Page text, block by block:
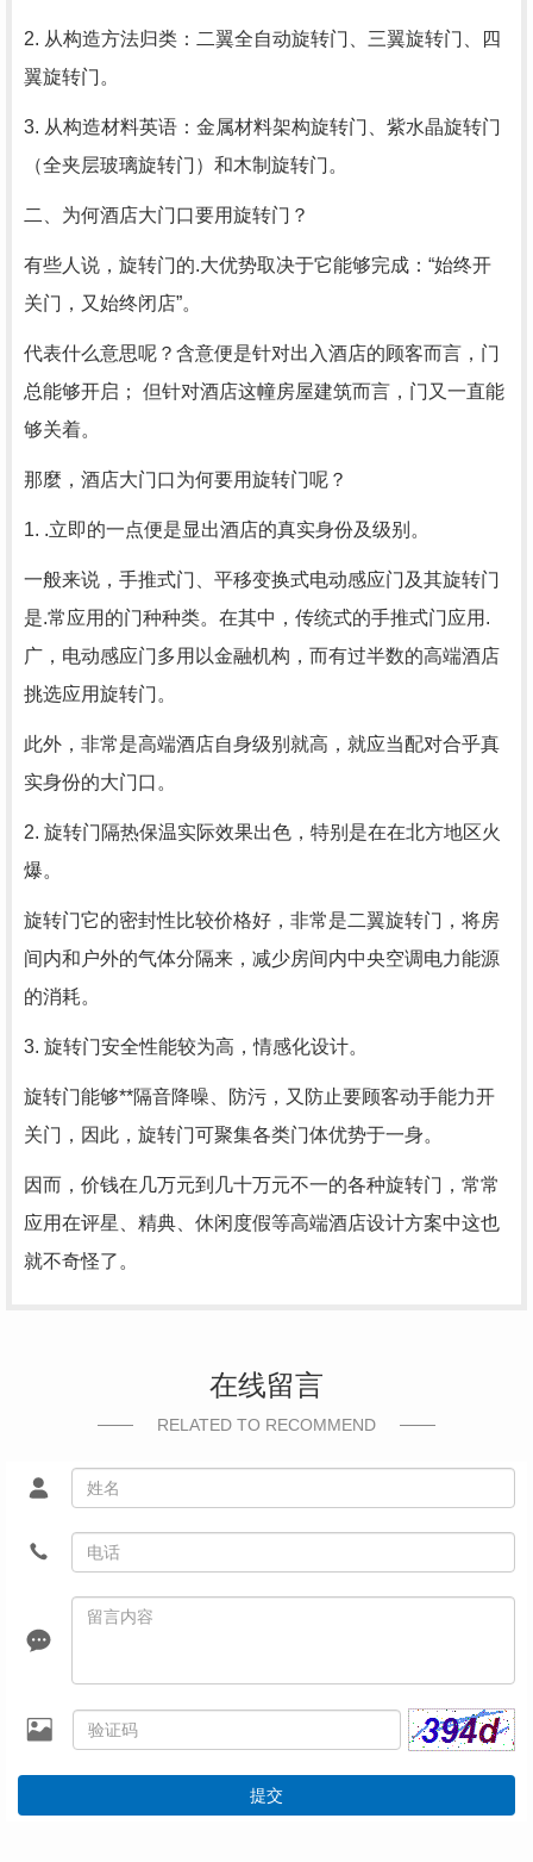
2. 从构造方法归类：二翼全自动旋转门、三翼旋转门、四
翼旋转门。
3. 从构造材料英语：金属材料架构旋转门、紫水晶旋转门
（全夹层玻璃旋转门）和木制旋转门。
二、为何酒店大门口要用旋转门？
有些人说，旋转门的.大优势取决于它能够完成：“始终开
关门，又始终闭店”。
代表什么意思呢？含意便是针对出入酒店的顾客而言，门
总能够开启； 但针对酒店这幢房屋建筑而言，门又一直能
够关着。
那麼，酒店大门口为何要用旋转门呢？
1. .立即的一点便是显出酒店的真实身份及级别。
一般来说，手推式门、平移变换式电动感应门及其旋转门
是.常应用的门种种类。在其中，传统式的手推式门应用.
广，电动感应门多用以金融机构，而有过半数的高端酒店
挑选应用旋转门。
此外，非常是高端酒店自身级别就高，就应当配对合乎真
实身份的大门口。
2. 旋转门隔热保温实际效果出色，特别是在在北方地区火
爆。
旋转门它的密封性比较价格好，非常是二翼旋转门，将房
间内和户外的气体分隔来，减少房间内中央空调电力能源
的消耗。
3. 旋转门安全性能较为高，情感化设计。
旋转门能够**隔音降噪、防污，又防止要顾客动手能力开
关门，因此，旋转门可聚集各类门体优势于一身。
因而，价钱在几万元到几十万元不一的各种旋转门，常常
应用在评星、精典、休闲度假等高端酒店设计方案中这也
就不奇怪了。
在线留言
RELATED TO RECOMMEND
提交